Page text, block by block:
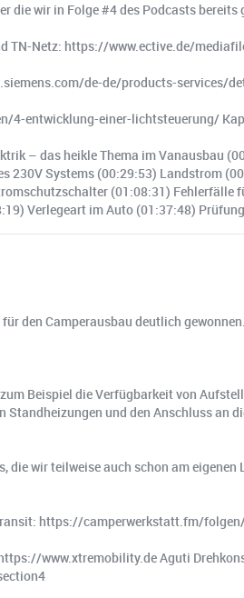
wir in Folge #4 des Podcasts bereits
TN-Netz: https://www.ective.de/
de-de/products-services/
4-entwicklung-einer-lichtsteuerung/
– das heikle Thema im Vanausbau
230V Systems (00:29:53) Landstrom
(01:08:31) Fehlerfälle
Verlegeart im Auto (01:37:48)
den Camperausbau deutlich
Beispiel die Verfügbarkeit von
und den Anschluss an
wir teilweise auch schon am
https://camperwerkstatt.fm/
www.xtremobility.de Aguti